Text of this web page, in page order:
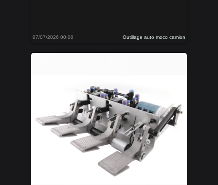
07/07/2026 00:00 Outillage auto moco camion